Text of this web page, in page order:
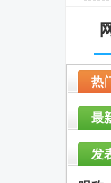
灵
搜
热
最
发